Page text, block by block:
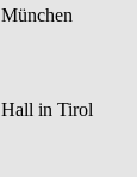
München
Hall in Tirol